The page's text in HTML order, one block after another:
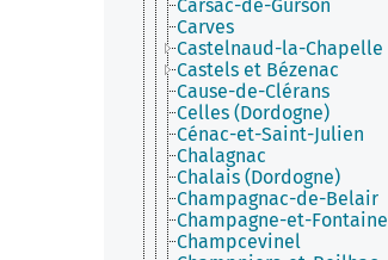
Carsac-de-Gurson
Carves
Castelnaud-la-Chapelle
Castels et Bézenac
Cause-de-Clérans
Celles (Dordogne)
Cénac-et-Saint-Julien
Chalagnac
Chalais (Dordogne)
Champagnac-de-Belair
Champagne-et-Fontaine
Champcevinel